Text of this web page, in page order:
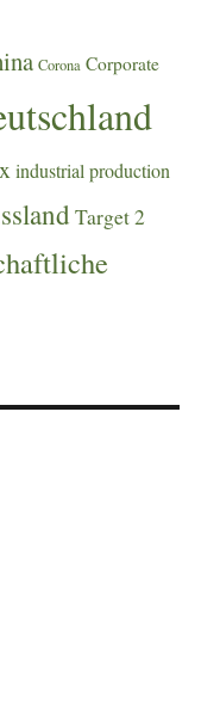
Corona Corporate
industrial production
Target 2